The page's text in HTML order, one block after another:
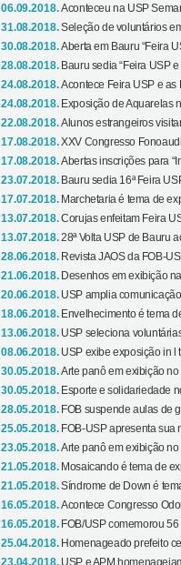
06.09.2018.Aconteceu na USP
31.08.2018.Seleção de voluntários
30.08.2018.Aberta em Bauru “Feira
28.08.2018. Bauru sedia “Feira USP
24.08.2018.Acontece Feira USP e as
24.08.2018. Exposição de Aquarelas
22.08.2018.Alunos estrangeiros
17.08.2018.XXV Congresso
17.08.2018.Abertas inscrições para
23.07.2018. Bauru sedia 16ª Feira
17.07.2018. Marchetaria é tema de
13.07.2018.Corujas enfeitam Feira
13.07.2018.28ª Volta USP de Bauru
28.06.2018. Revista JAOS da FOB-
21.06.2018. Desenhos em exibição
20.06.2018. USP amplia
18.06.2018. Envelhecimento é tema
13.06.2018. USP seleciona
08.06.2018. USP exibe exposição in l
30.05.2018.Arte panô em exibição no
30.05.2018. Esporte e solidariedade
28.05.2018. FOB suspende aulas de
25.05.2018. FOB-USP apresenta sua
23.05.2018.Arte panô em exibição no
21.05.2018. Mosaicando é tema de
21.05.2018.Síndrome de Down é
16.05.2018.Acontece Congresso
16.05.2018. FOB/USP comemorou
25.04.2018. Homenageado prefeito
23.04.2018. USP e APM